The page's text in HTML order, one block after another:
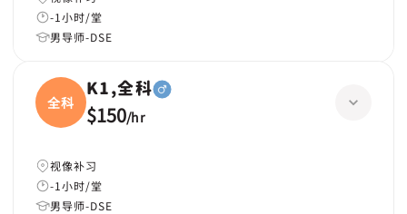
-1小时/堂
男导师-DSE
全科
K1,全科
$150/hr
视像补习
-1小时/堂
男导师-DSE